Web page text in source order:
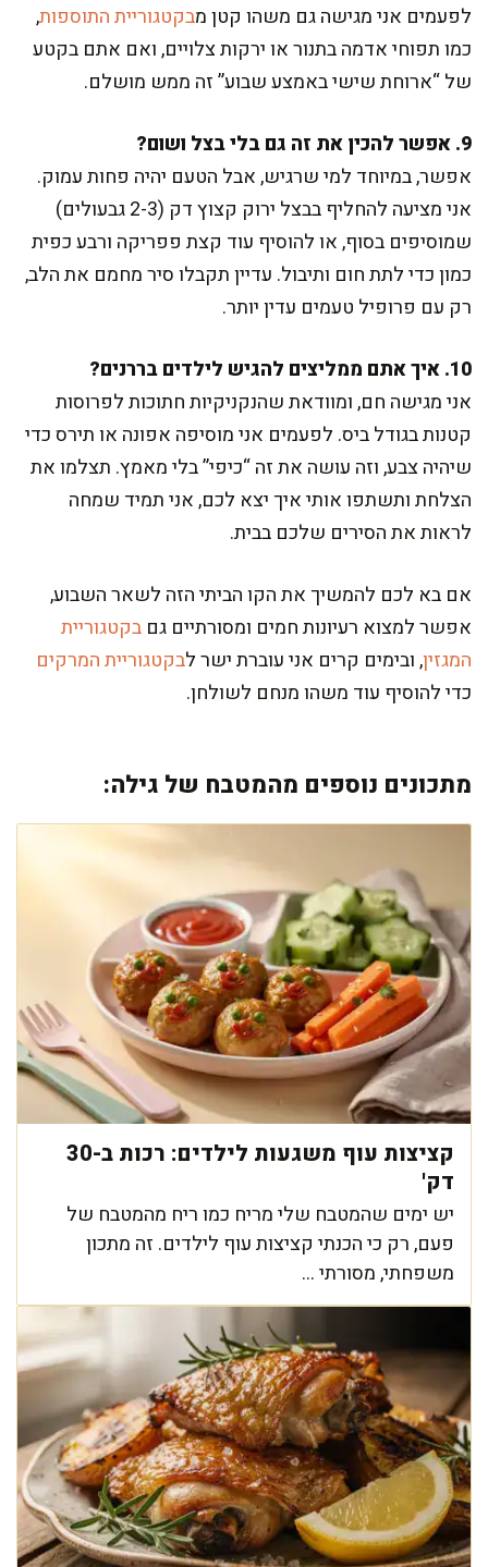
לפעמים אני מגישה גם משהו קטן מבקטגוריית התוספות,
כמו תפוחי אדמה בתנור או ירקות צלויים, ואם אתם בקטע
של “ארוחת שישי באמצע שבוע” זה ממש מושלם.
9. אפשר להכין את זה גם בלי בצל ושום?
אפשר, במיוחד למי שרגיש, אבל הטעם יהיה פחות עמוק.
אני מציעה להחליף בבצל ירוק קצוץ דק (2-3 גבעולים)
שמוסיפים בסוף, או להוסיף עוד קצת פפריקה ורבע כפית
כמון כדי לתת חום ותיבול. עדיין תקבלו סיר מחמם את הלב,
רק עם פרופיל טעמים עדין יותר.
10. איך אתם ממליצים להגיש לילדים בררנים?
אני מגישה חם, ומוודאת שהנקניקיות חתוכות לפרוסות
קטנות בגודל ביס. לפעמים אני מוסיפה אפונה או תירס כדי
שיהיה צבע, וזה עושה את זה “כיפי” בלי מאמץ. תצלמו את
הצלחת ותשתפו אותי איך יצא לכם, אני תמיד שמחה
לראות את הסירים שלכם בבית.
אם בא לכם להמשיך את הקו הביתי הזה לשאר השבוע,
אפשר למצוא רעיונות חמים ומסורתיים גם בקטגוריית
המגזין, ובימים קרים אני עוברת ישר לבקטגוריית המרקים
כדי להוסיף עוד משהו מנחם לשולחן.
מתכונים נוספים מהמטבח של גילה:
קציצות עוף משגעות לילדים: רכות ב-30
דק'
יש ימים שהמטבח שלי מריח כמו ריח מהמטבח של
פעם, רק כי הכנתי קציצות עוף לילדים. זה מתכון
משפחתי, מסורתי ...